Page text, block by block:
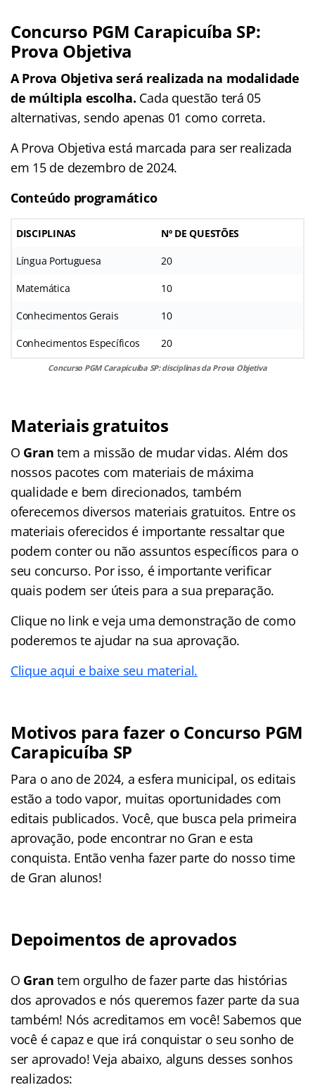
Concurso PGM Carapicuíba SP:
Prova Objetiva
A Prova Objetiva será realizada na modalidade
de múltipla escolha. Cada questão terá 05
alternativas, sendo apenas 01 como correta.
A Prova Objetiva está marcada para ser realizada
em 15 de dezembro de 2024.
Conteúdo programático
DISCIPLINAS Nº DE QUESTÕES
Língua Portuguesa 20
Matemática 10
Conhecimentos Gerais 10
Conhecimentos Específicos 20
Concurso PGM Carapicuíba SP: disciplinas da Prova Objetiva
Materiais gratuitos
O Grantem a missão de mudar vidas. Além dos
nossos pacotes com materiais de máxima
qualidade e bem direcionados, também
oferecemos diversos materiais gratuitos. Entre os
materiais oferecidos é importante ressaltar que
podem conter ou não assuntos específicos para o
seu concurso. Por isso, é importante verificar
quais podem ser úteis para a sua preparação.
Clique no link e veja uma demonstração de como
poderemos te ajudar na sua aprovação.
Clique aqui e baixe seu material.
Motivos para fazer o Concurso PGM
Carapicuíba SP
Para o ano de 2024, a esfera municipal, os editais
estão a todo vapor, muitas oportunidades com
editais publicados. Você, que busca pela primeira
aprovação, pode encontrar no Gran e esta
conquista. Então venha fazer parte do nosso time
de Gran alunos!
Depoimentos de aprovados
O Gran tem orgulho de fazer parte das histórias
dos aprovados e nós queremos fazer parte da sua
também! Nós acreditamos em você! Sabemos que
você é capaz e que irá conquistar o seu sonho de
ser aprovado! Veja abaixo, alguns desses sonhos
realizados: